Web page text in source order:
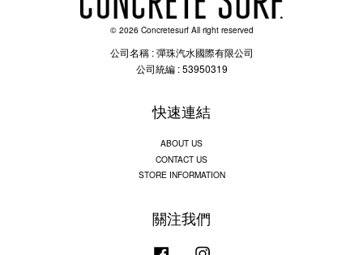
© 2026 Concretesurf All right reserved
公司名稱 : 彈珠汽水國際有限公司
公司統編 : 53950319
快速連結
ABOUT US
CONTACT US
STORE INFORMATION
關注我們
Facebook